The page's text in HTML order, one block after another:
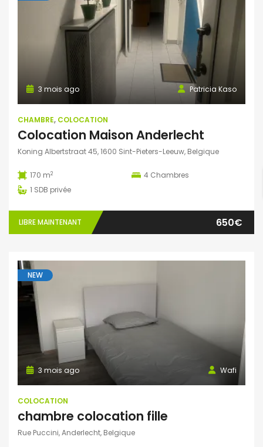
Patricia Kaso
3 mois ago
CHAMBRE, COLOCATION
Colocation Maison Anderlecht
Koning Albertstraat 45, 1600 Sint-Pieters-Leeuw, Belgique
170 m2 4 Chambres
1 SDB privée
LIBRE MAINTENANT 650€
NEW
Wafi
3 mois ago
COLOCATION
chambre colocation fille
Rue Puccini, Anderlecht, Belgique